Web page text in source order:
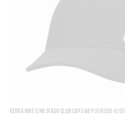
КЕПКА NIKE U NK SFADV CLUB CAP S AB P (FJ6205-010)